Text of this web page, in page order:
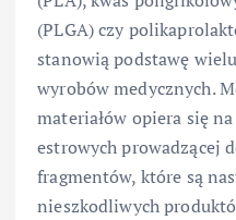
(PLGA) czy
stanowią podstawę
wyrobów medycznych.
materiałów opiera się
estrowych prowadzącej
fragmentów, które są
nieszkodliwych